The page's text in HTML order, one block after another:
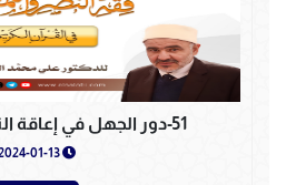
51-دور الجهل في إعاقة النصر والتمكين ..